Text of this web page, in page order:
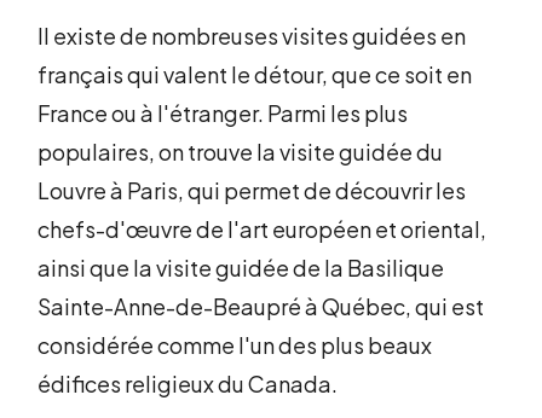
Il existe de nombreuses visites guidées en
français qui valent le détour, que ce soit en
France ou à l'étranger. Parmi les plus
populaires, on trouve la visite guidée du
Louvre à Paris, qui permet de découvrir les
chefs-d'œuvre de l'art européen et oriental,
ainsi que la visite guidée de la Basilique
Sainte-Anne-de-Beaupré à Québec, qui est
considérée comme l'un des plus beaux
édifices religieux du Canada.